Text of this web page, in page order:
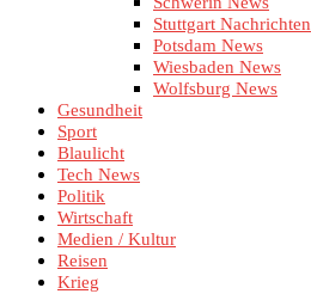
Stuttgart Nachrichten
Potsdam News
Wiesbaden News
Wolfsburg News
Gesundheit
Sport
Blaulicht
Tech News
Politik
Wirtschaft
Medien / Kultur
Reisen
Krieg